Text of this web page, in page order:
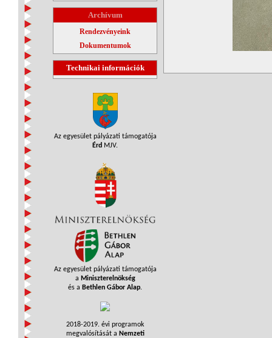
Archívum
Rendezvényeink
Dokumentumok
Technikai információk
Az egyesület pályázati támogatója
Érd MJV.
Az egyesület pályázati támogatója
a Miniszterelnökség
és a Bethlen Gábor Alap.
2018-2019. évi programok
megvalósítását a Nemzeti